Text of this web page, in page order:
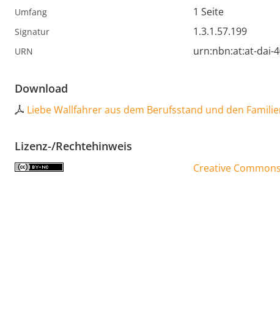
Umfang 1 Seite
Signatur 1.3.1.57.199
URN urn:nbn:at:at-dai-
Download
Liebe Wallfahrer aus dem Berufsstand und den
Lizenz-/Rechtehinweis
Creative